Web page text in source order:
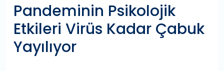
Pandeminin Psikolojik
Etkileri Virüs Kadar Çabuk
Yayılıyor